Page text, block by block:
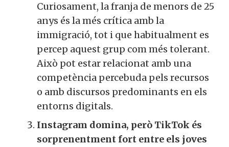
Curiosament, la franja de menors de 25
anys és la més crítica amb la
immigració, tot i que habitualment es
percep aquest grup com més tolerant.
Això pot estar relacionat amb una
competència percebuda pels recursos
o amb discursos predominants en els
entorns digitals.
Instagram domina, però TikTok és
sorprenentment fort entre els joves